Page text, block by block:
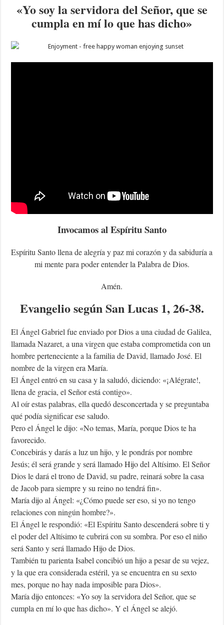
«Yo soy la servidora del Señor, que se
cumpla en mí lo que has dicho»
Invocamos al Espíritu Santo
Espíritu Santo llena de alegría y paz mi corazón y da sabiduría a
mi mente para poder entender la Palabra de Dios.
Amén.
Evangelio según San Lucas 1, 26-38.
El Ángel Gabriel fue enviado por Dios a una ciudad de Galilea,
llamada Nazaret, a una virgen que estaba comprometida con un
hombre perteneciente a la familia de David, llamado José. El
nombre de la virgen era María.
El Ángel entró en su casa y la saludó, diciendo: «¡Alégrate!,
llena de gracia, el Señor está contigo».
Al oír estas palabras, ella quedó desconcertada y se preguntaba
qué podía significar ese saludo.
Pero el Ángel le dijo: «No temas, María, porque Dios te ha
favorecido.
Concebirás y darás a luz un hijo, y le pondrás por nombre
Jesús; él será grande y será llamado Hijo del Altísimo. El Señor
Dios le dará el trono de David, su padre, reinará sobre la casa
de Jacob para siempre y su reino no tendrá fin».
María dijo al Ángel: «¿Cómo puede ser eso, si yo no tengo
relaciones con ningún hombre?».
El Ángel le respondió: «El Espíritu Santo descenderá sobre ti y
el poder del Altísimo te cubrirá con su sombra. Por eso el niño
será Santo y será llamado Hijo de Dios.
También tu parienta Isabel concibió un hijo a pesar de su vejez,
y la que era considerada estéril, ya se encuentra en su sexto
mes, porque no hay nada imposible para Dios».
María dijo entonces: «Yo soy la servidora del Señor, que se
cumpla en mí lo que has dicho». Y el Ángel se alejó.